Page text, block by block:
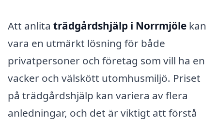
Att anlita trädgårdshjälp i Norrmjöle kan
vara en utmärkt lösning för både
privatpersoner och företag som vill ha en
vacker och välskött utomhusmiljö. Priset
på trädgårdshjälp kan variera av flera
anledningar, och det är viktigt att förstå